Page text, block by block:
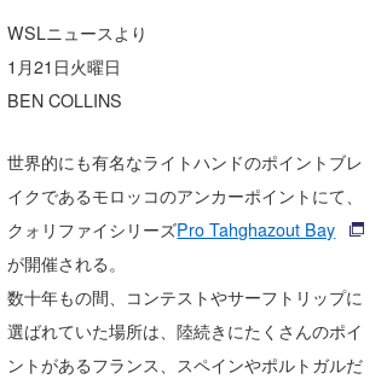
今月のプレゼント
WSLニュースより
1月21日火曜日
BEN COLLINS
世界的にも有名なライトハンドのポイントブレ
イクであるモロッコのアンカーポイントにて、
クォリファイシリーズPro Tahghazout Bay
が開催される。
数十年もの間、コンテストやサーフトリップに
選ばれていた場所は、陸続きにたくさんのポイ
ントがあるフランス、スペインやポルトガルだ
湘南
千葉北
伊豆
千葉南
大阪
四国
沖縄
お知らせ
その他
ルール＆How to
VOTE!
サーファーズ